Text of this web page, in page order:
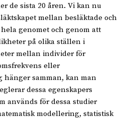
de sista 20 åren. Vi kan nu
mellan besläktade och
genomet och genom att
på olika ställen i
mellan individer för
eller
hänger samman, kan man
dessa egenskapers
används för dessa studier
modellering, statistisk